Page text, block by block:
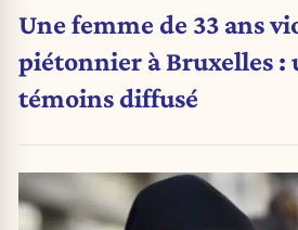
Une femme de 33 ans
piétonnier à Bruxelles :
témoins diffusé